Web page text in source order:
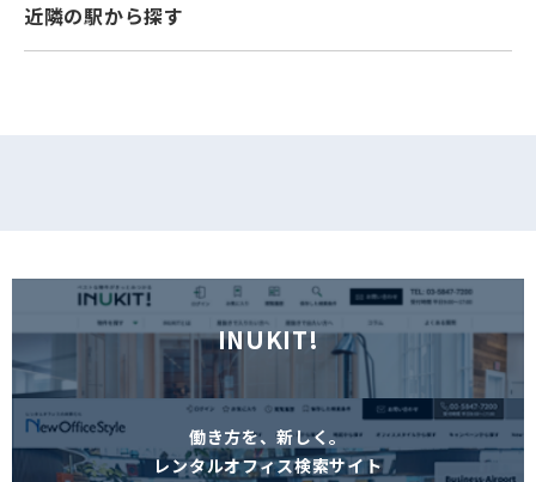
近隣の駅から探す
INUKIT!
働き方を、新しく。
レンタルオフィス検索サイト